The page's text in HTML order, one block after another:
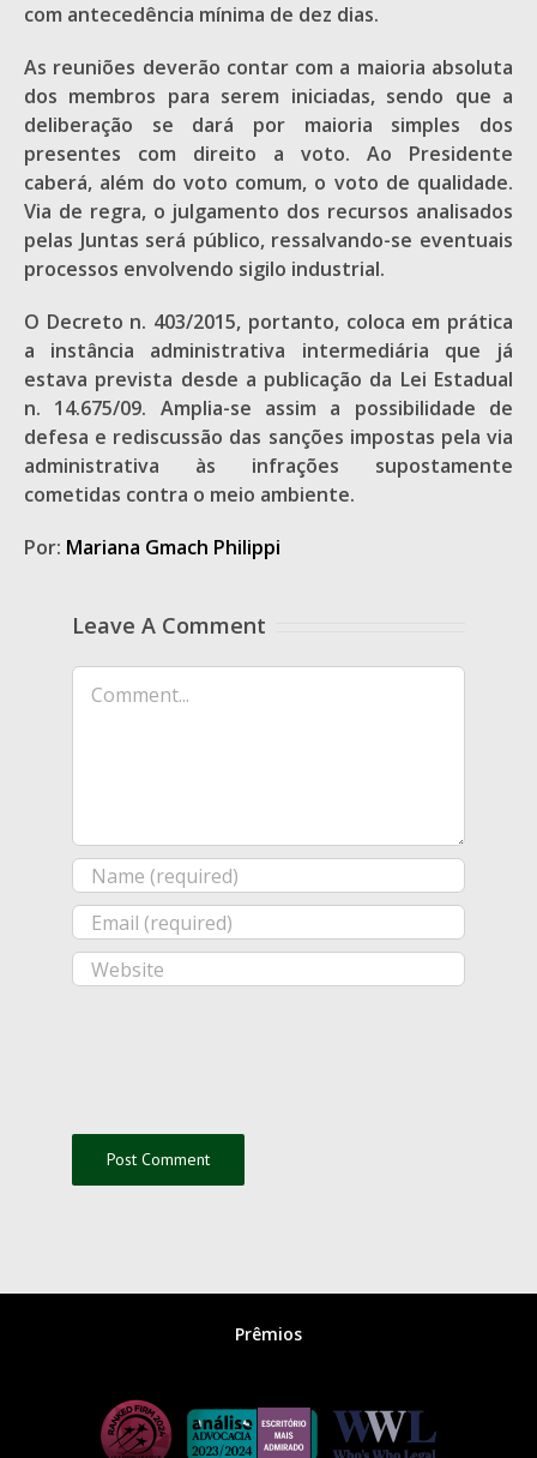
com antecedência mínima de dez dias.
As reuniões deverão contar com a maioria absoluta
dos membros para serem iniciadas, sendo que a
deliberação se dará por maioria simples dos
presentes com direito a voto. Ao Presidente
caberá, além do voto comum, o voto de qualidade.
Via de regra, o julgamento dos recursos analisados
pelas Juntas será público, ressalvando-se eventuais
processos envolvendo sigilo industrial.
O Decreto n. 403/2015, portanto, coloca em prática
a instância administrativa intermediária que já
estava prevista desde a publicação da Lei Estadual
n. 14.675/09. Amplia-se assim a possibilidade de
defesa e rediscussão das sanções impostas pela via
administrativa às infrações supostamente
cometidas contra o meio ambiente.
Por: Mariana Gmach Philippi
Leave A Comment
Comment
Prêmios